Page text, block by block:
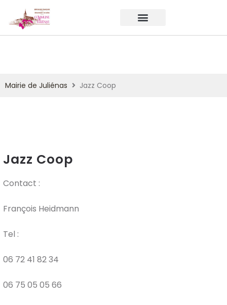
Mairie de Juliénas Jazz Coop
Jazz Coop
Contact :
François Heidmann
Tel :
06 72 41 82 34
06 75 05 05 66